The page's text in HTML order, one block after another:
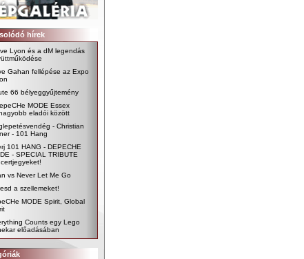
hírek
Lyon és a dM legendás
Gahan fellépése az Expo
66 bélyeggyűjtemény
MODE Essex
eladói között
- Christian
- 101 Hang
101 HANG - DEPECHE
- SPECIAL TRIBUTE
vs Never Let Me Go
a szellemeket!
MODE Spirit, Global
Counts egy Lego
előadásában